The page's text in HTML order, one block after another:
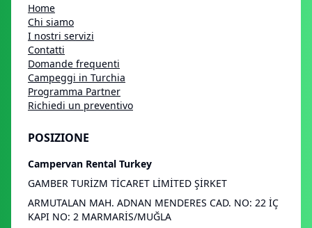
Home
Chi siamo
I nostri servizi
Contatti
Domande frequenti
Campeggi in Turchia
Programma Partner
Richiedi un preventivo
POSIZIONE
Campervan Rental Turkey
GAMBER TURİZM TİCARET LİMİTED ŞİRKET
ARMUTALAN MAH. ADNAN MENDERES CAD. NO: 22 İÇ
KAPI NO: 2 MARMARİS/MUĞLA